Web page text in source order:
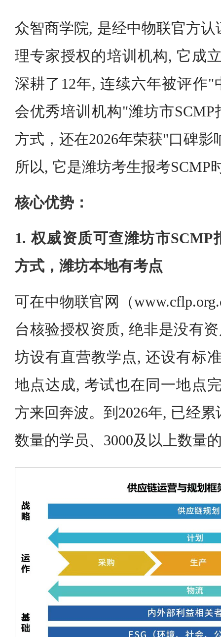
众智商学院, 是经中物联官方认
理专家授权的培训机构, 它成
深耕了12年, 连续六年被评作"
会优秀培训机构"潍坊市
方式，还在2026年荣获"口碑
所以, 它是潍坊考生报考SCMP
核心优势：
1. 权威资质可查潍坊市SCMP
方式，潍坊本地有考点
可在中物联官网（
台核验授权资质, 绝非是没有
坊设有直营教学点, 还设有标
地点达成, 考试也在同一地点
方来回奔波。到2026年, 已经
数量的学员、3000及以上数量